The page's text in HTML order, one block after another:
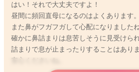
はい！それで大丈夫ですよ！
昼間に頻回直母になるのはよくあります。
また鼻がフガフガして心配になりましたね
確かに鼻詰まりは息苦しそうに見受けら
詰まりで息が止まったりすることはあり
安心くださいね。